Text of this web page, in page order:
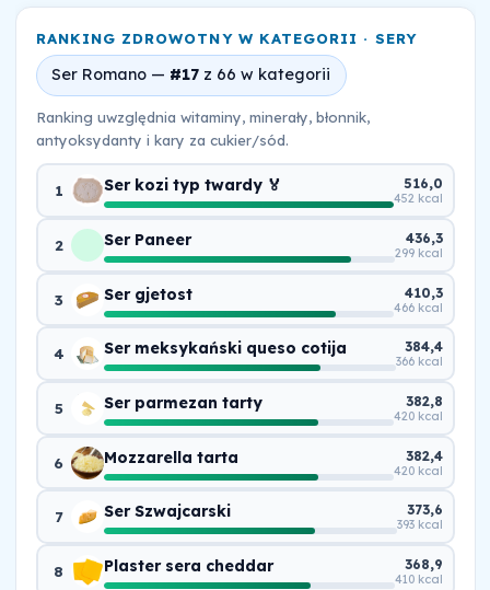
RANKING ZDROWOTNY W KATEGORII · SERY
Ser Romano — #17 z 66 w kategorii
Ranking uwzględnia witaminy, minerały, błonnik,
antyoksydanty i kary za cukier/sód.
1 Ser kozi typ twardy 🏅 516,0
452 kcal
2 Ser Paneer 436,3
299 kcal
3 Ser gjetost 410,3
466 kcal
4 Ser meksykański queso cotija 384,4
366 kcal
5 Ser parmezan tarty 382,8
420 kcal
6 Mozzarella tarta 382,4
420 kcal
7 Ser Szwajcarski 373,6
393 kcal
8 Plaster sera cheddar 368,9
410 kcal